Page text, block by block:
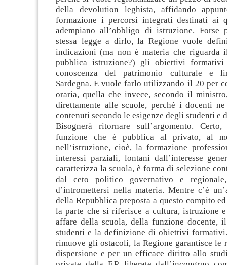
della devolution leghista, affidando
formazione i percorsi integrati destinati ai
adempiano all’obbligo di istruzione. Forse
stessa legge a dirlo, la Regione vuole
indicazioni (ma non è materia che riguarda
pubblica istruzione?) gli obiettivi
conoscenza del patrimonio culturale e
Sardegna. E vuole farlo utilizzando il 20 per
oraria, quella che invece, secondo il
direttamente alle scuole, perché i docenti
contenuti secondo le esigenze degli studenti e
Bisognerà ritornare sull’argomento. Certo,
funzione che è pubblica al privato, al
nell’istruzione, cioè, la formazione
interessi parziali, lontani dall’interesse
caratterizza la scuola, è forma di selezione
dal ceto politico governativo e
d’intromettersi nella materia. Mentre c’è
della Repubblica preposta a questo compito
la parte che si riferisce a cultura, istruzione e
affare della scuola, della funzione docente,
studenti e la definizione di obiettivi
rimuove gli ostacoli, la Regione garantisce le
dispersione e per un efficace diritto allo